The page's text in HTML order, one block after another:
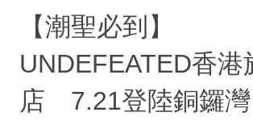
【潮聖必到】
UNDEFEATED香港
店 7.21登陸銅鑼灣